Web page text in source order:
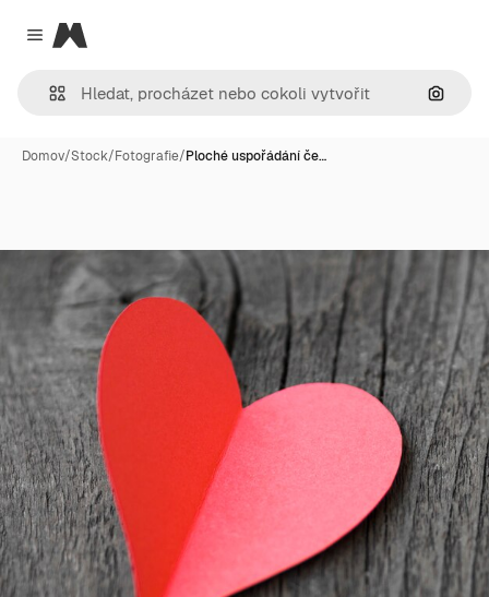
Close menu
Magnific
Hledat
Domov/Stock/Fotografie/Ploché uspořádání če…